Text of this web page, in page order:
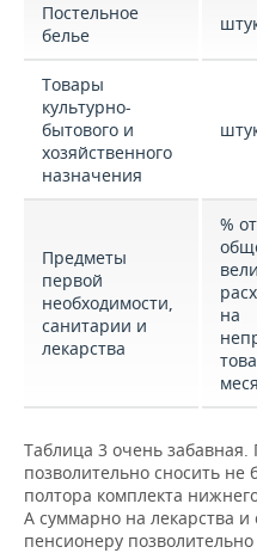
Постельное
белье
Товары
культурно-
бытового и
хозяйственного
назначения
Предметы
первой
необходимости,
санитарии и
лекарства
% от
на
Таблица 3 очень
позволительно сносить не
полтора комплекта
А суммарно на лекарства и
пенсионеру